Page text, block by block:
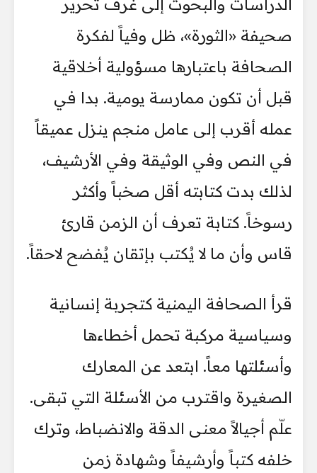
صحيفة «الثورة»، ظل وفياً لفكرة
الصحافة باعتبارها مسؤولية أخلاقية
قبل أن تكون ممارسة يومية. بدا في
عمله أقرب إلى عامل منجم ينزل عميقاً
في النص وفي الوثيقة وفي الأرشيف،
لذلك بدت كتابته أقل صخباً وأكثر
رسوخاً. كتابة تعرف أن الزمن قارئ
قاس وأن ما لا يُكتب بإتقان يُفضح لاحقاً.
قرأ الصحافة اليمنية كتجربة إنسانية
وسياسية مركبة تحمل أخطاءها
وأسئلتها معاً. ابتعد عن المعارك
الصغيرة واقترب من الأسئلة التي تبقى.
علّم أجيالاً معنى الدقة والانضباط، وترك
خلفه كتباً وأرشيفاً وشهادة زمن